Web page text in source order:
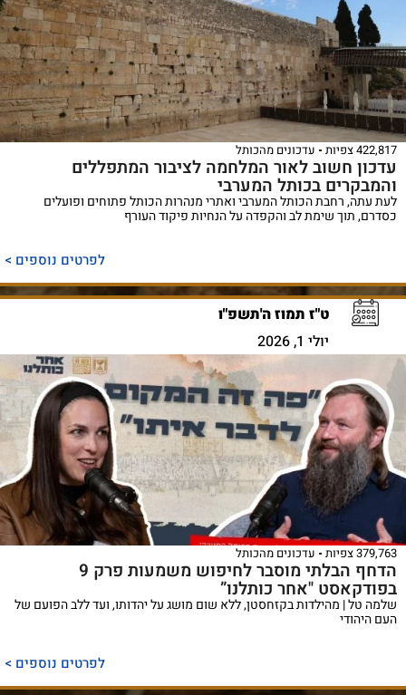
422,817 צפיות עדכונים מהכותל
עדכון חשוב לאור המלחמה לציבור המתפללים
והמבקרים בכותל המערבי
לעת עתה, רחבת הכותל המערבי ואתרי מנהרות הכותל פתוחים ופועלים
כסדרם, תוך שימת לב והקפדה על הנחיות פיקוד העורף
לפרטים נוספים >
ט"ז תמוז ה'תשפ"ו
יולי 1, 2026
379,763 צפיות עדכונים מהכותל
הדחף הבלתי מוסבר לחיפוש משמעות פרק 9
בפודקאסט "אחר כותלנו”
שלמה טל | מהילדות בקזחסטן, ללא שום מושג על יהדותו, ועד ללב הפועם של
העם היהודי
לפרטים נוספים >